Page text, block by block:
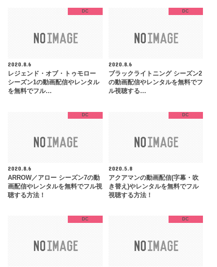
DC
2020.8.6
レジェンド・オブ・トゥモロー
シーズン1の動画配信やレンタル
を無料でフル…
DC
2020.8.6
ブラックライトニング シーズン2
の動画配信やレンタルを無料でフ
ル視聴する…
DC
2020.8.6
ARROW／アロー シーズン7の動
画配信やレンタルを無料でフル視
聴する方法！
DC
2020.5.8
アクアマンの動画配信(字幕・吹
き替え)やレンタルを無料でフル
視聴する方法！
DC DC